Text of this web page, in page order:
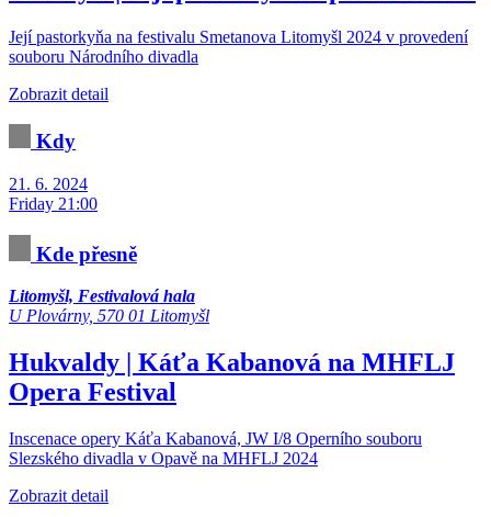
Její pastorkyňa na festivalu Smetanova Litomyšl 2024 v provedení
souboru Národního divadla
Zobrazit detail
Kdy
21. 6. 2024
Friday 21:00
Kde přesně
Litomyšl, Festivalová hala
U Plovárny, 570 01 Litomyšl
Hukvaldy | Káťa Kabanová na MHFLJ
Opera Festival
Inscenace opery Káťa Kabanová, JW I/8 Operního souboru
Slezského divadla v Opavě na MHFLJ 2024
Zobrazit detail